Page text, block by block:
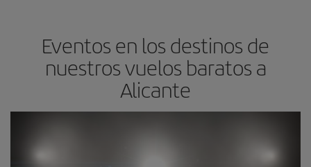
Eventos en los destinos de
nuestros vuelos baratos a
Alicante